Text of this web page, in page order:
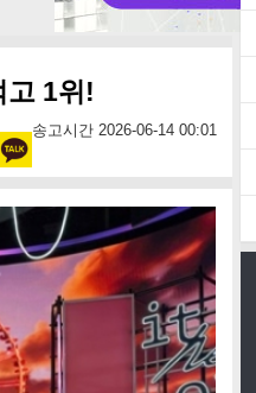
고 1위!
송고시간 2026-06-14 00:01